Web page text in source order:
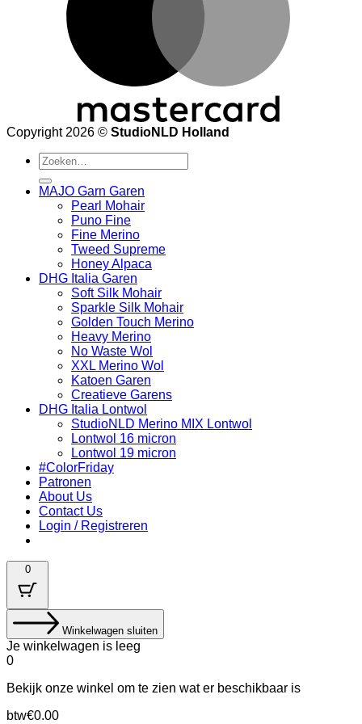
Copyright 2026 © StudioNLD Holland
Zoeken
naar:
MAJO Garn Garen
Pearl Mohair
Puno Fine
Fine Merino
Tweed Supreme
Honey Alpaca
DHG Italia Garen
Soft Silk Mohair
Sparkle Silk Mohair
Golden Touch Merino
Heavy Merino
No Waste Wol
XXL Merino Wol
Katoen Garen
Creatieve Garens
DHG Italia Lontwol
StudioNLD Merino MIX Lontwol
Lontwol 16 micron
Lontwol 19 micron
#ColorFriday
Patronen
About Us
Contact Us
Login / Registreren
0
Winkelwagen sluiten
Je winkelwagen is leeg
0
Bekijk onze winkel om te zien wat er beschikbaar is
Belastingbedrag:
btw€0.00